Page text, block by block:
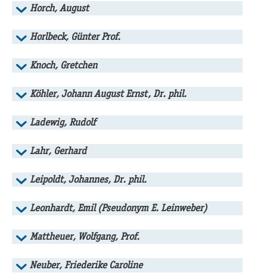
Horch, August
Horlbeck, Günter Prof.
Knoch, Gretchen
Köhler, Johann August Ernst, Dr. phil.
Ladewig, Rudolf
Lahr, Gerhard
Leipoldt, Johannes, Dr. phil.
Leonhardt, Emil (Pseudonym E. Leinweber)
Mattheuer, Wolfgang, Prof.
Neuber, Friederike Caroline